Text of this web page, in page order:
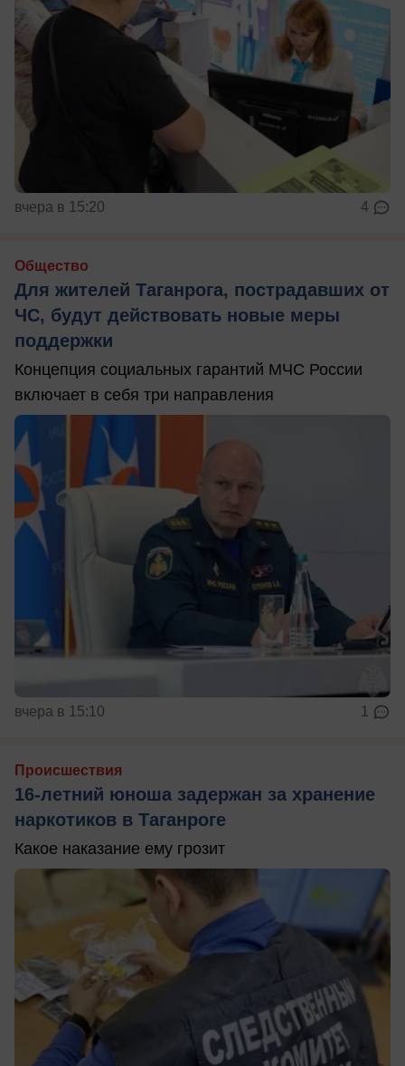
вчера в 15:20 4
Общество
Для жителей Таганрога, пострадавших от
ЧС, будут действовать новые меры
поддержки
Концепция социальных гарантий МЧС России
включает в себя три направления
вчера в 15:10 1
Происшествия
16-летний юноша задержан за хранение
наркотиков в Таганроге
Какое наказание ему грозит